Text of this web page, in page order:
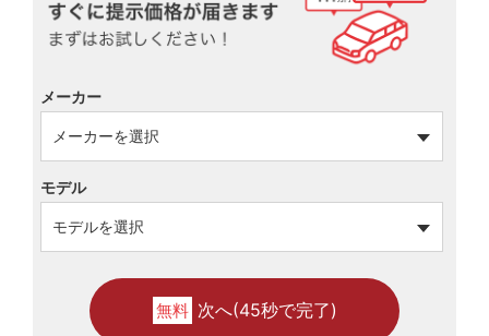
メーカー
モデル
無料 次へ(45秒で完了)